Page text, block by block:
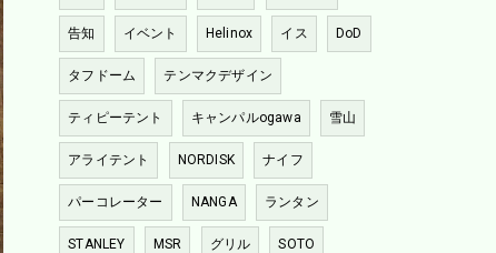
告知 イベント Helinox イス DoD
タフドーム テンマクデザイン
ティピーテント キャンパルogawa 雪山
アライテント NORDISK ナイフ
パーコレーター NANGA ランタン
STANLEY MSR グリル SOTO